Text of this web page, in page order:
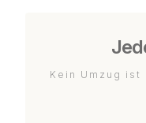
Kein Umzug ist